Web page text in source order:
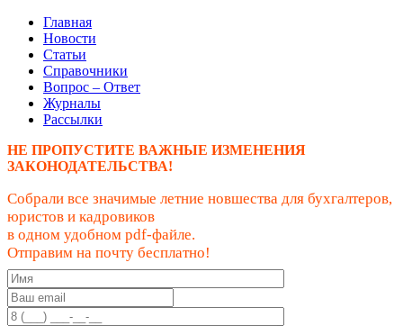
Главная
Новости
Статьи
Справочники
Вопрос – Ответ
Журналы
Рассылки
НЕ ПРОПУСТИТЕ ВАЖНЫЕ ИЗМЕНЕНИЯ
ЗАКОНОДАТЕЛЬСТВА!
Собрали все значимые летние новшества для бухгалтеров,
юристов и кадровиков
в одном удобном pdf-файле.
Отправим на почту бесплатно!